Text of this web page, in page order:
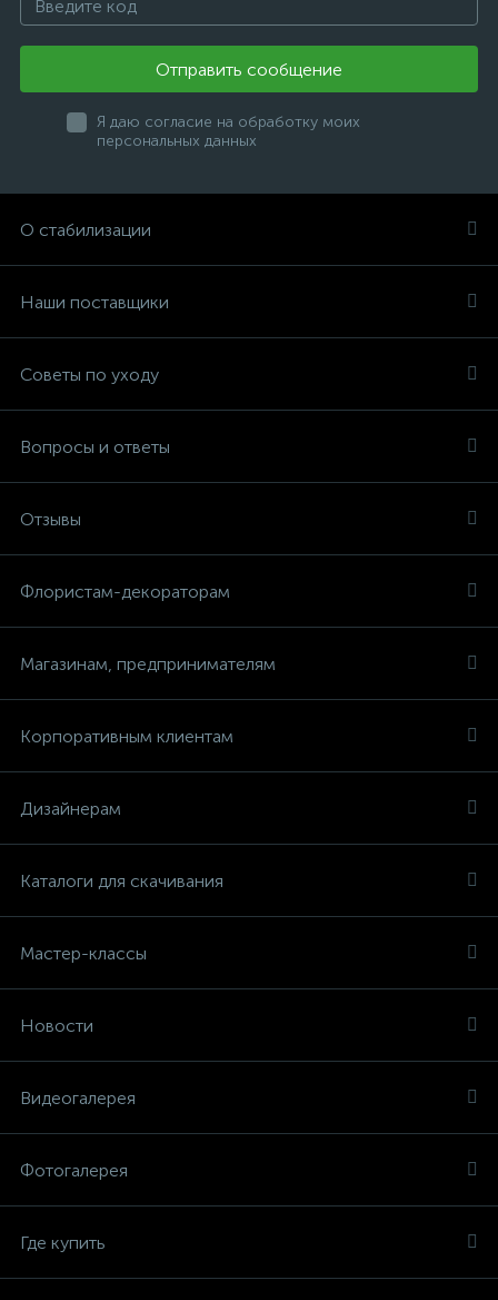
Отправить сообщение
Я даю согласие на обработку моих
персональных данных
О стабилизации
Наши поставщики
Советы по уходу
Вопросы и ответы
Отзывы
Флористам-декораторам
Магазинам, предпринимателям
Корпоративным клиентам
Дизайнерам
Каталоги для скачивания
Мастер-классы
Новости
Видеогалерея
Фотогалерея
Где купить